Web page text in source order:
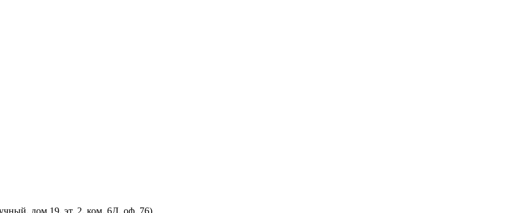
дом 19, эт. 2, ком. 6Д, оф. 76)